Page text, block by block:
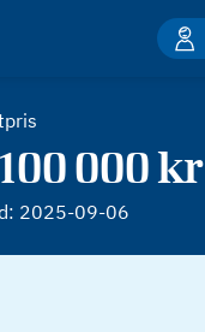
000 kr
2025-09-06